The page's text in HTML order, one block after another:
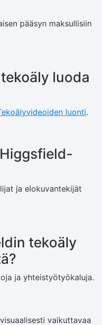
pääsyn maksullisiin
luoda
luonti.
ja elokuvantekijät
tekoäly
ja yhteistyötyökaluja.
vaikuttavaa